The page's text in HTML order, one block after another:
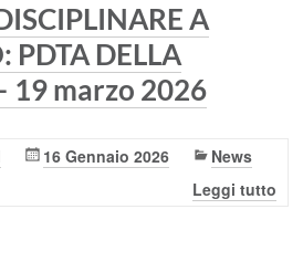
A
PDTA DELLA
19 marzo 2026
16 Gennaio 2026
News
Leggi tutto